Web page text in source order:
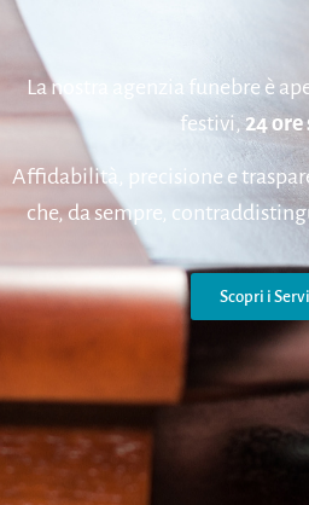
La nostra agenzia funebre è
festivi, 24 ore
Affidabilità, precisione e
che, da sempre,
Scopri i